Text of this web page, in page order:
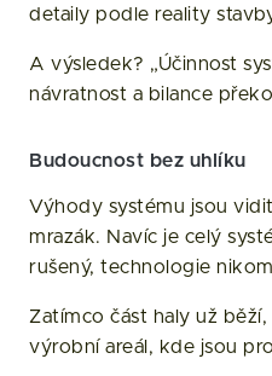
detaily podle reality
A výsledek? „Účinnost
návratnost a bilance
Budoucnost bez uhlíku
Výhody systému jsou
mrazák. Navíc je celý
rušený, technologie
Zatímco část haly už
výrobní areál, kde jsou